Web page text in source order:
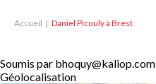
Accueil Daniel Picouly à Brest
Soumis par bhoquy@kaliop.com
Géolocalisation